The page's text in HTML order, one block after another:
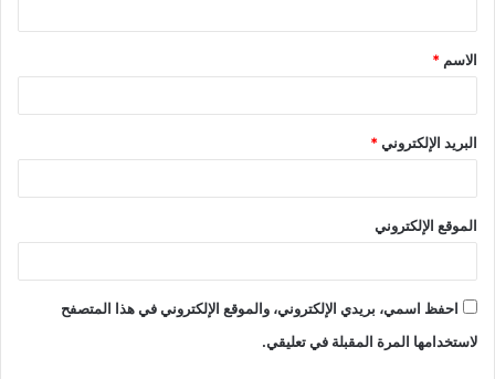
الاسم *
البريد الإلكتروني*
الموقع الإلكتروني
احفظ اسمي، بريدي الإلكتروني، والموقع الإلكتروني في هذا المتصفح
لاستخدامها المرة المقبلة في تعليقي.